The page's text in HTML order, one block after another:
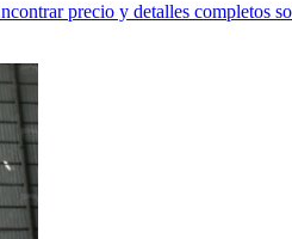
precio y detalles